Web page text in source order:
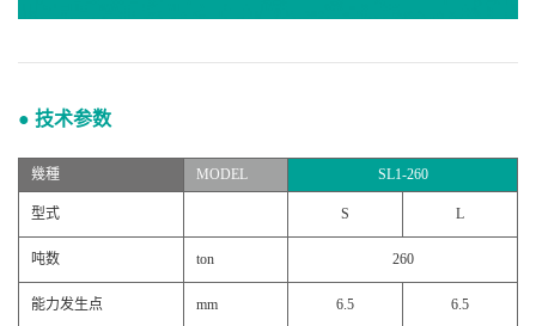
● 技术参数
幾種 MODEL SL1-260
型式 S L
吨数 ton 260
能力发生点 mm 6.5 6.5